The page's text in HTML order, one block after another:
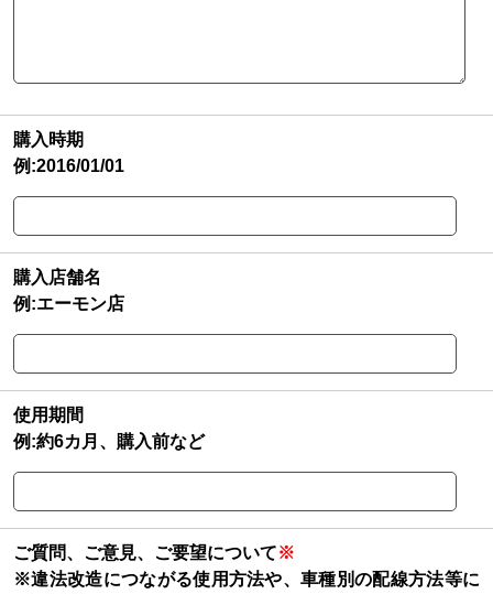
購入時期
例:2016/01/01
購入店舗名
例:エーモン店
使用期間
例:約6カ月、購入前など
ご質問、ご意見、ご要望について※
※違法改造につながる使用方法や、車種別の配線方法等に